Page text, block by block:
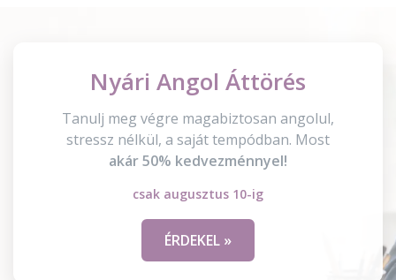
Nyári Angol Áttörés
Tanulj meg végre magabiztosan angolul,
stressz nélkül, a saját tempódban. Most
akár 50% kedvezménnyel!
csak augusztus 10-ig
ÉRDEKEL »